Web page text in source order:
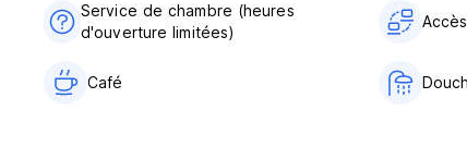
Service de chambre (heures
d'ouverture limitées)
Café